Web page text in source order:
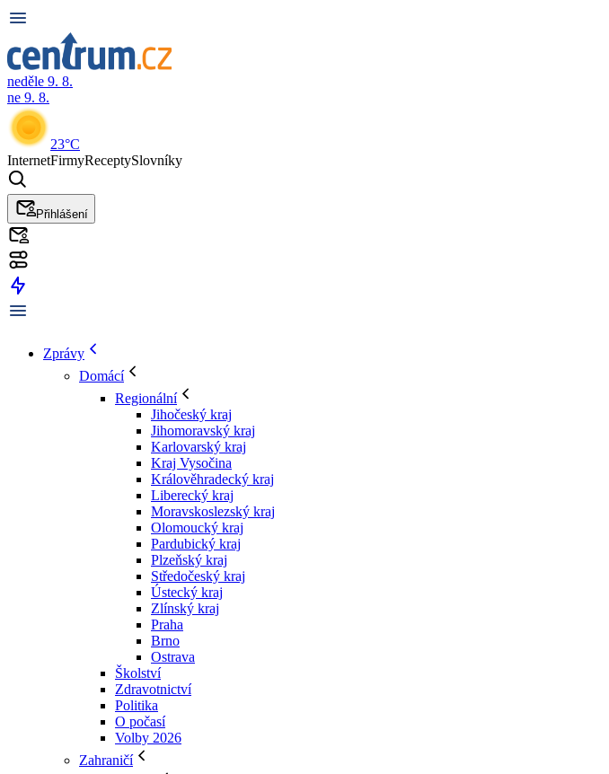
neděle 9. 8.
ne 9. 8.
23°C
InternetFirmyReceptySlovníky
Přihlášení
Zprávy
Domácí
Regionální
Jihočeský kraj
Jihomoravský kraj
Karlovarský kraj
Kraj Vysočina
Králověhradecký kraj
Liberecký kraj
Moravskoslezský kraj
Olomoucký kraj
Pardubický kraj
Plzeňský kraj
Středočeský kraj
Ústecký kraj
Zlínský kraj
Praha
Brno
Ostrava
Školství
Zdravotnictví
Politika
O počasí
Volby 2026
Zahraničí